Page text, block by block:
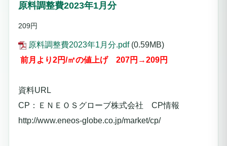
原料調整費2023年1月分
209円
原料調整費2023年1月分.pdf(0.59MB)
前月より2円/㎥の値上げ 207円→209円
資料URL
CP：ＥＮＥＯＳグローブ株式会社 CP情報
http://www.eneos-globe.co.jp/market/cp/